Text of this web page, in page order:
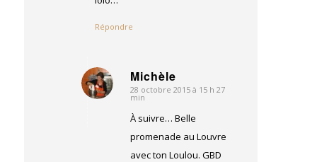
Répondre
Michèle
dit
28 octobre 2015 à 15 h 27
min
À suivre… Belle
promenade au Louvre
avec ton Loulou. GBD